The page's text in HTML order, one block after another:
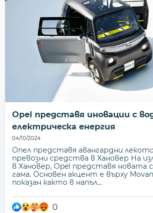
Opel представя иновации с
електрическа енергия
04/10/2024
Опел представя авангардни
превозни средства в Хановер На
в Хановер, Opel представя новата
гама. Основен акцент е върху
показан както в напъл...
0